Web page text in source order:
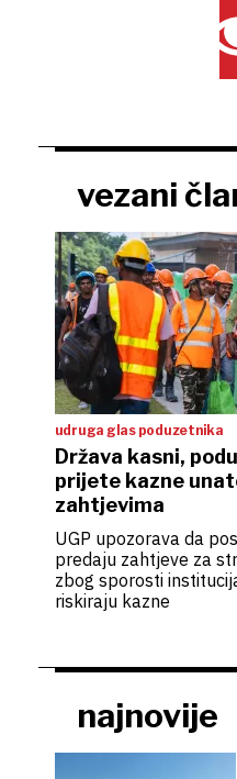
vezani
udruga glas poduzetnika
Država kasni,
prijete kazne
zahtjevima
UGP upozorava da
predaju zahtjeve za
zbog sporosti
riskiraju kazne
najnovije